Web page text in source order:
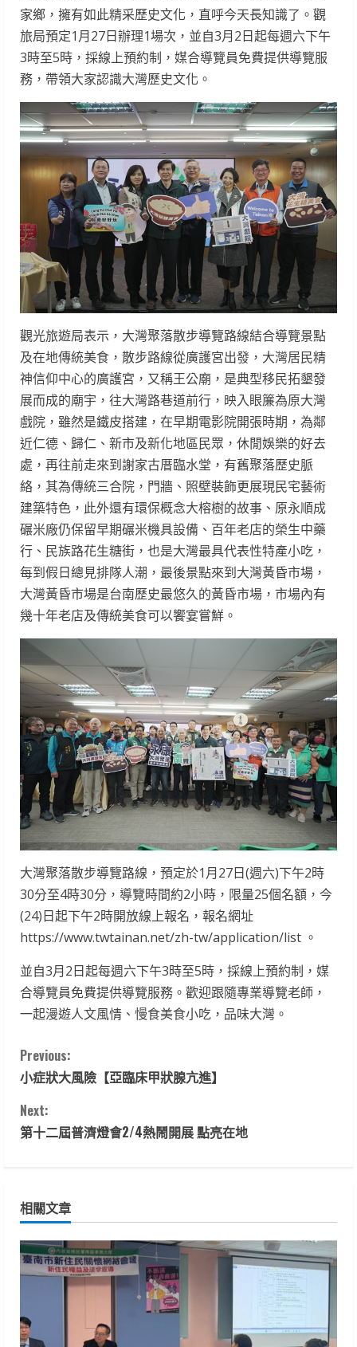
家鄉，擁有如此精采歷史文化，直呼今天長知識了。觀
旅局預定1月27日辦理1場次，並自3月2日起每週六下午
3時至5時，採線上預約制，媒合導覽員免費提供導覽服
務，帶領大家認識大灣歷史文化。
觀光旅遊局表示，大灣聚落散步導覽路線結合導覽景點
及在地傳統美食，散步路線從廣護宮出發，大灣居民精
神信仰中心的廣護宮，又稱王公廟，是典型移民拓墾發
展而成的廟宇，往大灣路巷道前行，映入眼簾為原大灣
戲院，雖然是鐵皮搭建，在早期電影院開張時期，為鄰
近仁德、歸仁、新市及新化地區民眾，休閒娛樂的好去
處，再往前走來到謝家古厝臨水堂，有舊聚落歷史脈
絡，其為傳統三合院，門牆、照壁裝飾更展現民宅藝術
建築特色，此外還有環保概念大榕樹的故事、原永順成
碾米廠仍保留早期碾米機具設備、百年老店的榮生中藥
行、民族路花生糖街，也是大灣最具代表性特產小吃，
每到假日總見排隊人潮，最後景點來到大灣黃昏市場，
大灣黃昏市場是台南歷史最悠久的黃昏市場，市場內有
幾十年老店及傳統美食可以饗宴嘗鮮。
大灣聚落散步導覽路線，預定於1月27日(週六)下午2時
30分至4時30分，導覽時間約2小時，限量25個名額，今
(24)日起下午2時開放線上報名，報名網址
https://www.twtainan.net/zh-tw/application/list 。
並自3月2日起每週六下午3時至5時，採線上預約制，媒
合導覽員免費提供導覽服務。歡迎跟隨專業導覽老師，
一起漫遊人文風情、慢食美食小吃，品味大灣。
C
o
n
i
n
u
R
Previous:
小症狀大風險【亞臨床甲狀腺亢進】
Next:
第十二屆普濟燈會2/4熱鬧開展 點亮在地
相關文章